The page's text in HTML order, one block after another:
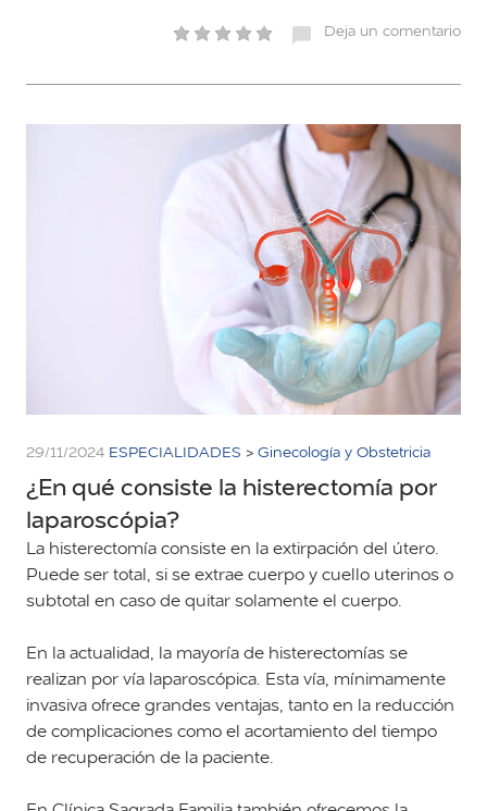
Deja un comentario
29/11/2024 ESPECIALIDADES > Ginecología y Obstetricia
¿En qué consiste la histerectomía por
laparoscópia?
La histerectomía consiste en la extirpación del útero.
Puede ser total, si se extrae cuerpo y cuello uterinos o
subtotal en caso de quitar solamente el cuerpo.
En la actualidad, la mayoría de histerectomías se
realizan por vía laparoscópica. Esta vía, mínimamente
invasiva ofrece grandes ventajas, tanto en la reducción
de complicaciones como el acortamiento del tiempo
de recuperación de la paciente.